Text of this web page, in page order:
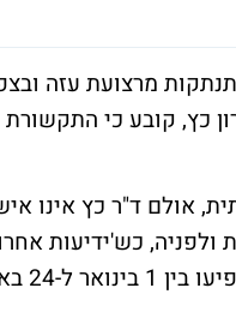
תוכנית ההתנתקות
כץ, קובע כי
אולם ד"ר כץ אינו
כש'ידיעות
2005.